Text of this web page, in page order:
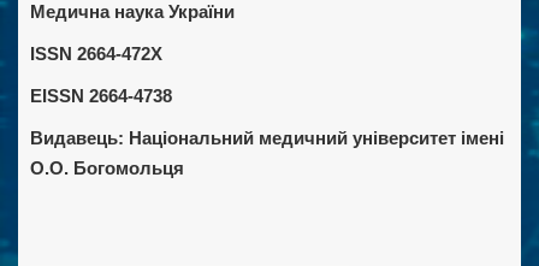
Медична наука України
ISSN 2664-472X
EISSN 2664-4738
Видавець: Національний медичний університет імені
О.О. Богомольця